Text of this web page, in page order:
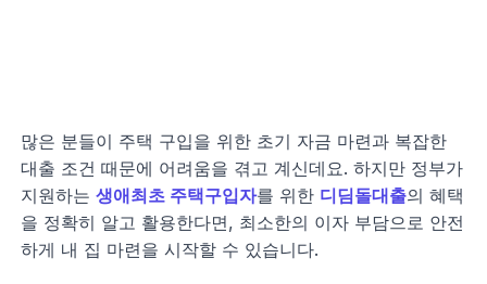
많은 분들이 주택 구입을 위한 초기 자금 마련과 복잡한
대출 조건 때문에 어려움을 겪고 계신데요. 하지만 정부가
지원하는 생애최초 주택구입자를 위한 디딤돌대출의 혜택
을 정확히 알고 활용한다면, 최소한의 이자 부담으로 안전
하게 내 집 마련을 시작할 수 있습니다.